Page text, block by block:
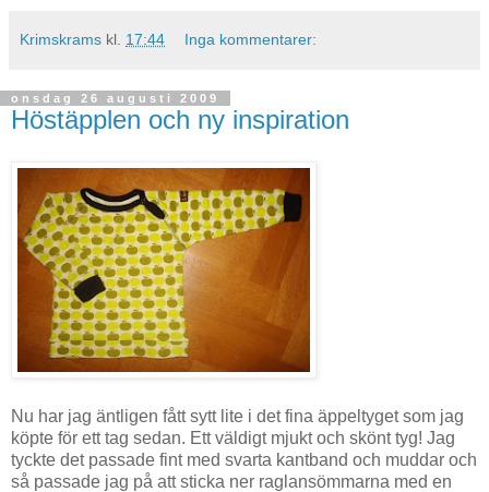
Krimskrams kl. 17:44 Inga kommentarer:
onsdag 26 augusti 2009
Höstäpplen och ny inspiration
Nu har jag äntligen fått sytt lite i det fina äppeltyget som jag
köpte för ett tag sedan. Ett väldigt mjukt och skönt tyg! Jag
tyckte det passade fint med svarta kantband och muddar och
så passade jag på att sticka ner raglansömmarna med en